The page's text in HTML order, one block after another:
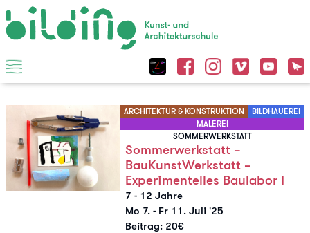
ARCHITEKTUR & KONSTRUKTION
BILDHAUEREI
MALEREI
SOMMERWERKSTATT
Sommerwerkstatt –
BauKunstWerkstatt –
Experimentelles Baulabor I
7 - 12 Jahre
Mo 7.- Fr 11. Juli '25
Beitrag: 20€